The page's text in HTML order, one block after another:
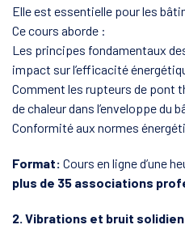
Elle est essentielle pour les
Ce cours aborde :
Les principes fondamentaux
impact sur l’efficacité
Comment les rupteurs de pont
de chaleur dans l’enveloppe du
Conformité aux normes
Format: Cours en ligne d’une
plus de 35 associations
2. Vibrations et bruit